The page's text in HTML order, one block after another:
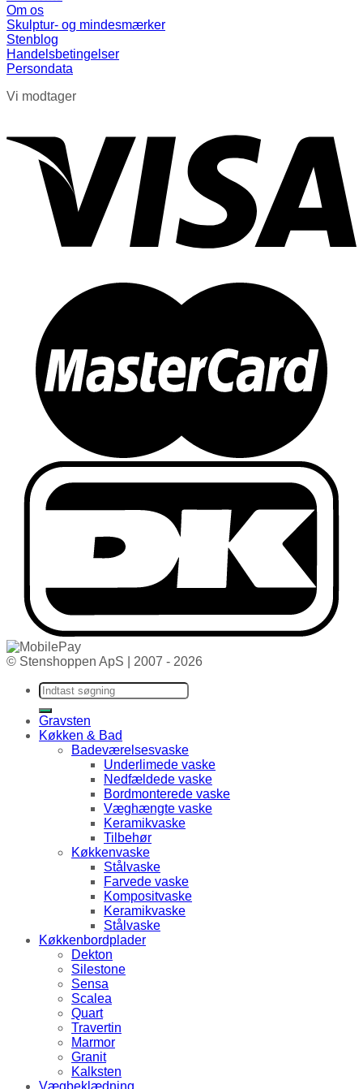
Om os
Skulptur- og mindesmærker
Stenblog
Handelsbetingelser
Persondata
Vi modtager
© Stenshoppen ApS | 2007 - 2026
Søg efter:
Gravsten
Køkken & Bad
Badeværelsesvaske
Underlimede vaske
Nedfældede vaske
Bordmonterede vaske
Væghængte vaske
Keramikvaske
Tilbehør
Køkkenvaske
Stålvaske
Farvede vaske
Kompositvaske
Keramikvaske
Stålvaske
Køkkenbordplader
Dekton
Silestone
Sensa
Scalea
Quart
Travertin
Marmor
Granit
Kalksten